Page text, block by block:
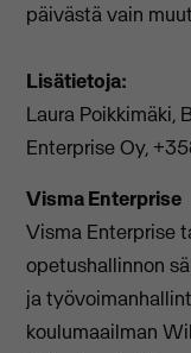
päivästä vain
Lisätietoja:
Laura Poikkimäki,
Enterprise Oy,
Visma Enterprise
Visma Enterprise
opetushallinnon
ja
koulumaailman